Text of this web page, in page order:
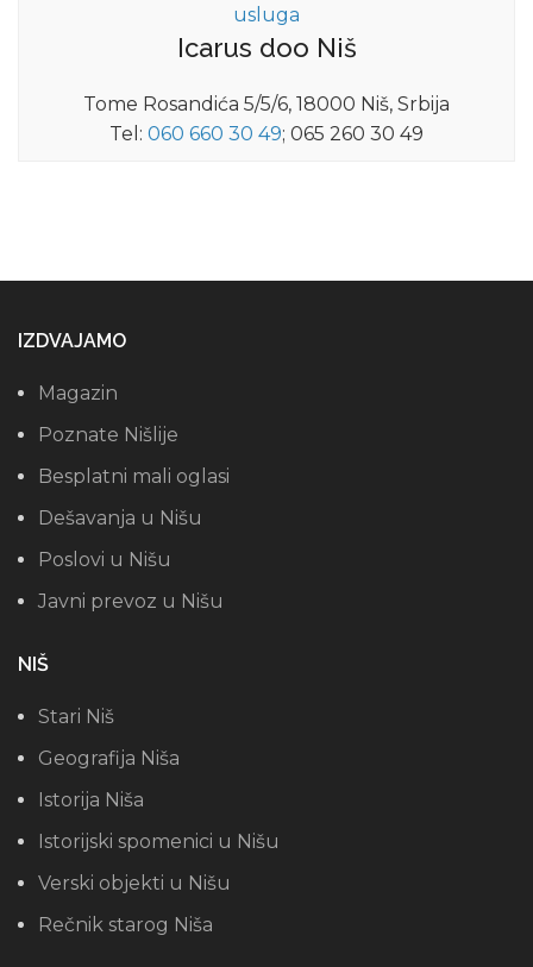
usluga
Icarus doo Niš
Tome Rosandića 5/5/6, 18000 Niš, Srbija
Tel: 060 660 30 49; 065 260 30 49
IZDVAJAMO
Magazin
Poznate Nišlije
Besplatni mali oglasi
Dešavanja u Nišu
Poslovi u Nišu
Javni prevoz u Nišu
NIŠ
Stari Niš
Geografija Niša
Istorija Niša
Istorijski spomenici u Nišu
Verski objekti u Nišu
Rečnik starog Niša